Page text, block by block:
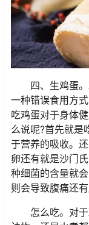
四、生鸡蛋
一种错误食用方
吃鸡蛋对于身体
么说呢?首先就是
于营养的吸收。
卵还有就是沙门
种细菌的含量就
则会导致腹痛还
怎么吃。对